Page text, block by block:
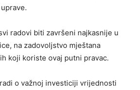
radovi biti završeni najkasnije u
na zadovoljstvo mještana
koji koriste ovaj putni pravac.
o važnoj investiciji vrijednosti